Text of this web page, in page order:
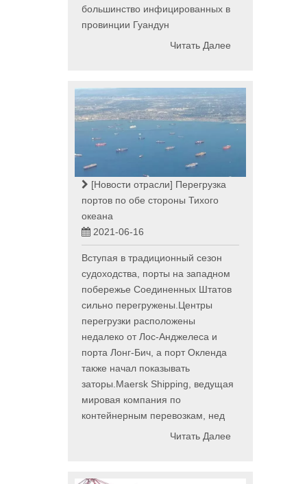
большинство инфицированных в
провинции Гуандун
Читать Далее
[Новости отрасли] Перегрузка
портов по обе стороны Тихого
океана
2021-06-16
Вступая в традиционный сезон
судоходства, порты на западном
побережье Соединенных Штатов
сильно перегружены.Центры
перегрузки расположены
недалеко от Лос-Анджелеса и
порта Лонг-Бич, а порт Окленда
также начал показывать
заторы.Maersk Shipping, ведущая
мировая компания по
контейнерным перевозкам, нед
Читать Далее